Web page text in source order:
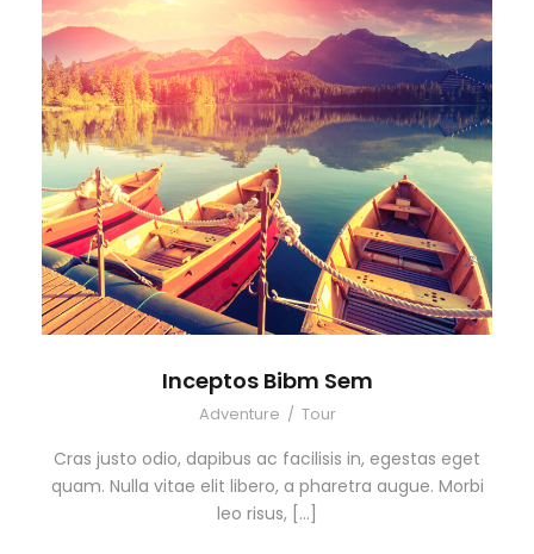
Inceptos Bibm Sem
Adventure / Tour
Cras justo odio, dapibus ac facilisis in, egestas eget
quam. Nulla vitae elit libero, a pharetra augue. Morbi
leo risus, […]